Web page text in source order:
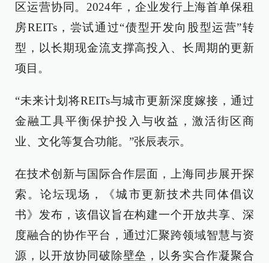
区运营协同。2024年，企业发行上海首单保租
房REITs，尝试通过“债型开发向股型运营”转
型，以长期现金流支撑高投入、长周期的更新
项目。
“未来计划将REITs与城市更新深度嫁接，通过
金融工具平衡保护投入与收益，激活街区商
业、文化等复合功能。”张辰表示。
在技术创新与国际合作层面，上海同步展开探
索。论坛现场，《城市更新技术共同体倡议
书》发布，该倡议旨在构建一个开放共享、深
度融合的协作平台，通过汇聚跨领域智慧与资
源，以开放协同破除壁垒，以务实合作凝聚合